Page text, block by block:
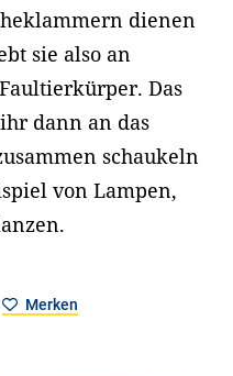
dienen
sie also an
Das
dann an das
schaukeln
von Lampen,
Merken